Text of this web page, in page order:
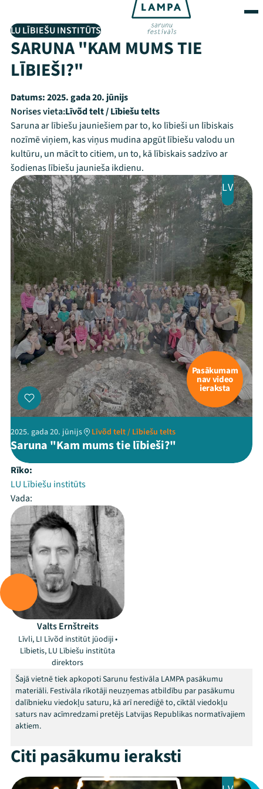
LU LĪBIEŠU INSTITŪTS
SARUNA "KAM MUMS TIE
LĪBIEŠI?"
Datums:2025. gada 20. jūnijs
Norises vieta:Līvõd telt / Lībiešu telts
Saruna ar lībiešu jauniešiem par to, ko lībieši un lībiskais
nozīmē viņiem, kas viņus mudina apgūt lībiešu valodu un
kultūru, un mācīt to citiem, un to, kā lībiskais sadzīvo ar
šodienas lībiešu jaunieša ikdienu.
LV
Pasākumam
nav video
ieraksta
2025. gada 20. jūnijs Līvõd telt / Lībiešu telts
Saruna "Kam mums tie lībieši?"
Rīko:
LU Lībiešu institūts
Vada:
Valts Ernštreits
Līvli, LI Līvõd institūt jūodiji •
Lībietis, LU Lībiešu institūta
direktors
Šajā vietnē tiek apkopoti Sarunu festivāla LAMPA pasākumu
materiāli. Festivāla rīkotāji neuzņemas atbildību par pasākumu
dalībnieku viedokļu saturu, kā arī nerediģē to, ciktāl viedokļu
saturs nav acīmredzami pretējs Latvijas Republikas normatīvajiem
aktiem.
Citi pasākumu ieraksti